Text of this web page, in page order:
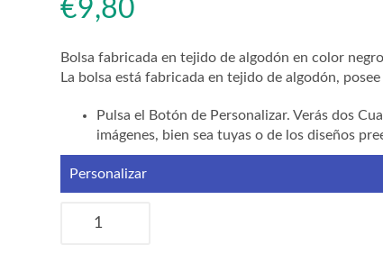
€9,80
Bolsa fabricada en tejido de algodón en color
La bolsa está fabricada en tejido de algodón,
Pulsa el Botón de Personalizar. Verás dos
imágenes, bien sea tuyas o de los diseños
Personalizar